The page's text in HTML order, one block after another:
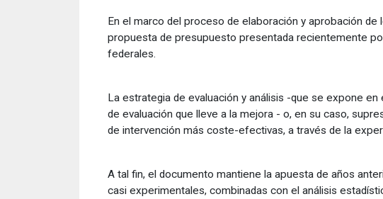
En el marco del proceso de elaboración y aprobación
propuesta de presupuesto presentada recientemente
federales.
La estrategia de evaluación y análisis -que se expone
de evaluación que lleve a la mejora - o, en su caso,
de intervención más coste-efectivas, a través de la
A tal fin, el documento mantiene la apuesta de años
casi experimentales, combinadas con el análisis